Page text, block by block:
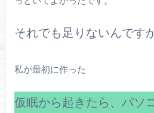
それでも足りないんです
私が最初に作った
仮眠から起きたら、パソ